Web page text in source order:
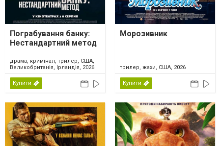
Пограбування банку:
Нестандартний метод
драма, кримінал, трилер, США,
Великобританія, Ірландія, 2026
Купити
Морозивник
трилер, жахи, США, 2026
Купити